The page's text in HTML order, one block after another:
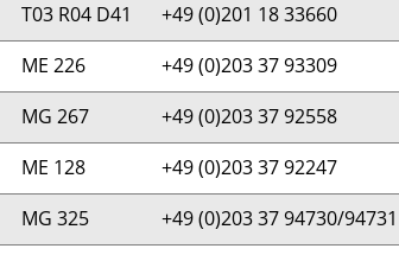
T03 R04 D41 +49 (0)201 18 33660
ME 226 +49 (0)203 37 93309
MG 267 +49 (0)203 37 92558
ME 128 +49 (0)203 37 92247
MG 325 +49 (0)203 37 94730/94731